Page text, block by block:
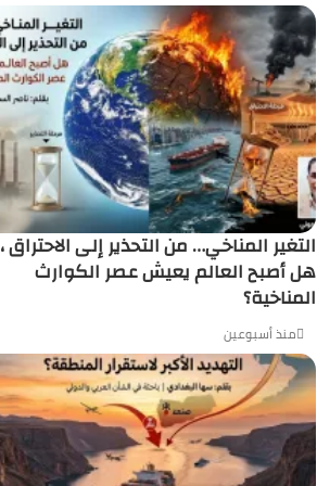
التغير المناخي… من التحذير إلى الاحتراق ،
هل أصبح العالم يعيش عصر الكوارث
المناخية؟
منذ أسبوعين